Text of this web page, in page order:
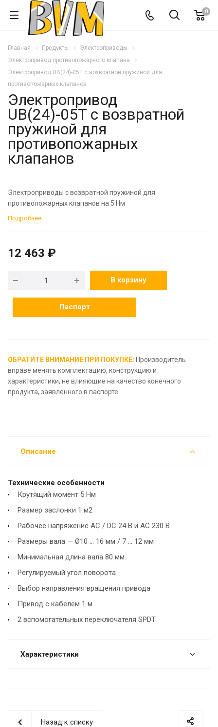
0
Главная Продукты
Электроприводы
Электропривод противопожарного клапана
Электропривод UB(24)-05T с возвратной пружиной для
противопожарных клапанов
Электропривод
UB(24)-05T с возвратной
пружиной для
противопожарных
клапанов
Электроприводы с возвратной пружиной для
противопожарных клапанов на 5 Hм
Подробнее
12 463 ₽
В корзину
Паспорт
ОБРАТИТЕ ВНИМАНИЕ ПРИ ПОКУПКЕ: Производитель
вправе менять комплектацию, конструкцию и
характеристики, не влияющие на качество конечного
продукта, заявленного в паспорте.
Описание
Технические особенности
Крутящий момент 5 Нм
Размер заслонки 1 м2
Рабочее напряжение AC / DC 24 В и AC 230 В
Размеры вала — Ø10 ... 16 мм / 7 ... 12 мм
Минимальная длина вала 80 мм
Регулируемый угол поворота
Выбор направления вращения привода
Привод с кабелем 1 м
2 вспомогательных переключателя SPDT
Характеристики
Назад к списку